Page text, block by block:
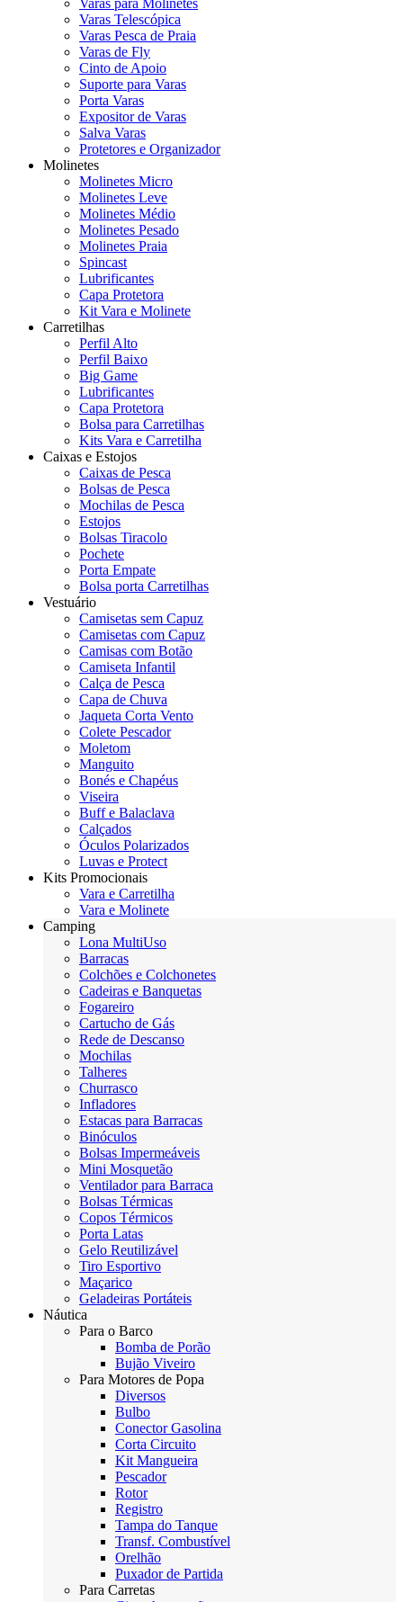
Varas para Molinetes
Varas Telescópica
Varas Pesca de Praia
Varas de Fly
Cinto de Apoio
Suporte para Varas
Porta Varas
Expositor de Varas
Salva Varas
Protetores e Organizador
Molinetes
Molinetes Micro
Molinetes Leve
Molinetes Médio
Molinetes Pesado
Molinetes Praia
Spincast
Lubrificantes
Capa Protetora
Kit Vara e Molinete
Carretilhas
Perfil Alto
Perfil Baixo
Big Game
Lubrificantes
Capa Protetora
Bolsa para Carretilhas
Kits Vara e Carretilha
Caixas e Estojos
Caixas de Pesca
Bolsas de Pesca
Mochilas de Pesca
Estojos
Bolsas Tiracolo
Pochete
Porta Empate
Bolsa porta Carretilhas
Vestuário
Camisetas sem Capuz
Camisetas com Capuz
Camisas com Botão
Camiseta Infantil
Calça de Pesca
Capa de Chuva
Jaqueta Corta Vento
Colete Pescador
Moletom
Manguito
Bonés e Chapéus
Viseira
Buff e Balaclava
Calçados
Óculos Polarizados
Luvas e Protect
Kits Promocionais
Vara e Carretilha
Vara e Molinete
Camping
Lona MultiUso
Barracas
Colchões e Colchonetes
Cadeiras e Banquetas
Fogareiro
Cartucho de Gás
Rede de Descanso
Mochilas
Talheres
Churrasco
Infladores
Estacas para Barracas
Binóculos
Bolsas Impermeáveis
Mini Mosquetão
Ventilador para Barraca
Bolsas Térmicas
Copos Térmicos
Porta Latas
Gelo Reutilizável
Tiro Esportivo
Maçarico
Geladeiras Portáteis
Náutica
Para o Barco
Bomba de Porão
Bujão Viveiro
Para Motores de Popa
Diversos
Bulbo
Conector Gasolina
Corta Circuito
Kit Mangueira
Pescador
Rotor
Registro
Tampa do Tanque
Transf. Combustível
Orelhão
Puxador de Partida
Para Carretas